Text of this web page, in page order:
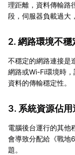
理距離，資料傳輸路
段，伺服器負載過大
2. 網路環境不穩
不穩定的網路連接是
網路或Wi-Fi環境時
資料的傳輸穩定性。
3. 系統資源佔用
電腦後台運行的其他
會導致分配給《戰地
題。